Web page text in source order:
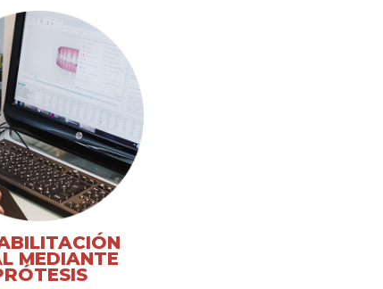
MEDIANTE